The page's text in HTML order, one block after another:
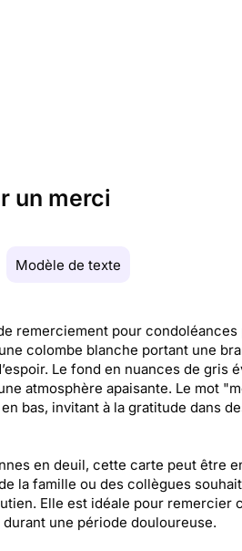
un merci
Modèle de texte
remerciement pour condoléances
colombe blanche portant une
Le fond en nuances de gris
atmosphère apaisante. Le mot
bas, invitant à la gratitude dans
en deuil, cette carte peut être
la famille ou des collègues
Elle est idéale pour remercier
une période douloureuse.